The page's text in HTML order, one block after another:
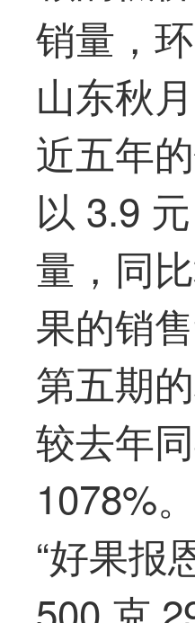
销量，
山东秋
近五年
以 3.9
量，同
果的销
第五期
较去年
1078%。
“好果
500 克